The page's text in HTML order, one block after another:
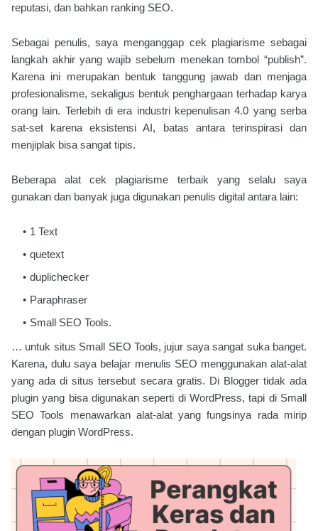
reputasi, dan bahkan ranking SEO.
Sebagai penulis, saya menganggap cek plagiarisme sebagai
langkah akhir yang wajib sebelum menekan tombol “publish”.
Karena ini merupakan bentuk tanggung jawab dan menjaga
profesionalisme, sekaligus bentuk penghargaan terhadap karya
orang lain. Terlebih di era industri kepenulisan 4.0 yang serba
sat-set karena eksistensi AI, batas antara terinspirasi dan
menjiplak bisa sangat tipis.
Beberapa alat cek plagiarisme terbaik yang selalu saya
gunakan dan banyak juga digunakan penulis digital antara lain:
1 Text
quetext
duplichecker
Paraphraser
Small SEO Tools.
… untuk situs Small SEO Tools, jujur saya sangat suka banget.
Karena, dulu saya belajar menulis SEO menggunakan alat-alat
yang ada di situs tersebut secara gratis. Di Blogger tidak ada
plugin yang bisa digunakan seperti di WordPress, tapi di Small
SEO Tools menawarkan alat-alat yang fungsinya rada mirip
dengan plugin WordPress.